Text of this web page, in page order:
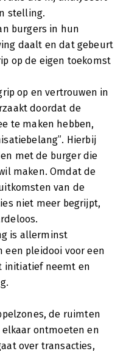
stelling.
burgers in hun
daalt en dat gebeurt
op de eigen toekomst
op en vertrouwen in
doordat de
te maken hebben,
Hierbij
met de burger die
maken. Omdat de
van de
niet meer begrijpt,
is allerminst
een pleidooi voor een
initiatief neemt en
de ruimten
ontmoeten en
over transacties,